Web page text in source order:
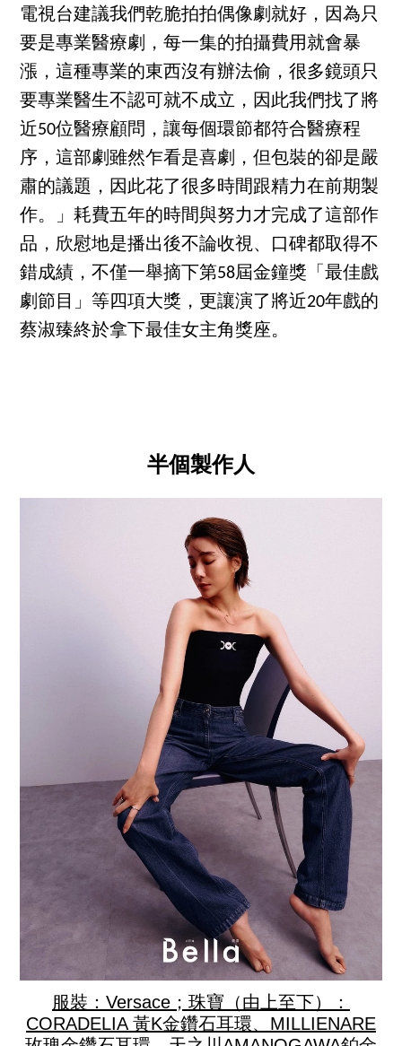
電視台建議我們乾脆拍拍偶像劇就好，因為只
要是專業醫療劇，每一集的拍攝費用就會暴
漲，這種專業的東西沒有辦法偷，很多鏡頭只
要專業醫生不認可就不成立，因此我們找了將
近50位醫療顧問，讓每個環節都符合醫療程
序，這部劇雖然乍看是喜劇，但包裝的卻是嚴
肅的議題，因此花了很多時間跟精力在前期製
作。」耗費五年的時間與努力才完成了這部作
品，欣慰地是播出後不論收視、口碑都取得不
錯成績，不僅一舉摘下第58屆金鐘獎「最佳戲
劇節目」等四項大獎，更讓演了將近20年戲的
蔡淑臻終於拿下最佳女主角獎座。
半個製作人
服裝：Versace；珠寶（由上至下）：
CORADELIA 黃K金鑽石耳環、MILLIENARE